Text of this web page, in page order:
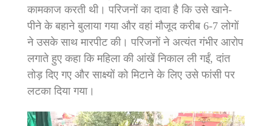
कामकाज करती थी। परिजनों का दावा है कि उसे खाने-
पीने के बहाने बुलाया गया और वहां मौजूद करीब 6-7 लोगों
ने उसके साथ मारपीट की। परिजनों ने अत्यंत गंभीर आरोप
लगाते हुए कहा कि महिला की आंखें निकाल ली गईं, दांत
तोड़ दिए गए और साक्ष्यों को मिटाने के लिए उसे फांसी पर
लटका दिया गया।
Video